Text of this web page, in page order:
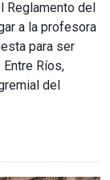
Reglamento del
a la profesora
para ser
Ríos,
del